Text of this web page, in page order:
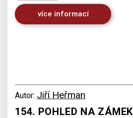
více informací
Autor: Jiří Heřman
154. POHLED NA ZÁMEK